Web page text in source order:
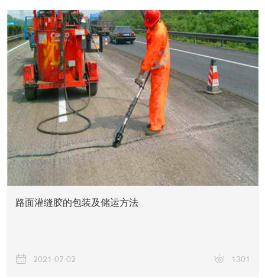
路面灌缝胶的包装及储运方法
2021-07-02 1301